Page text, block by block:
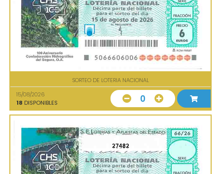
SORTEO DE LOTERIA NACIONAL
15/08/2026
18 DISPONIBLES 0
27482